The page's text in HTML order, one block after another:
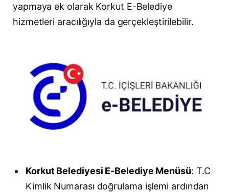
yapmaya ek olarak Korkut E-Belediye
hizmetleri aracılığıyla da gerçekleştirilebilir.
Korkut Belediyesi E-Belediye Menüsü: T.C
Kimlik Numarası doğrulama işlemi ardından